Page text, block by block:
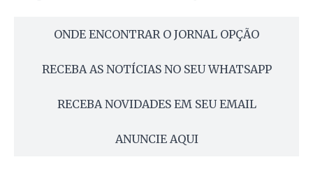
ONDE ENCONTRAR O JORNAL OPÇÃO
RECEBA AS NOTÍCIAS NO SEU WHATSAPP
RECEBA NOVIDADES EM SEU EMAIL
ANUNCIE AQUI